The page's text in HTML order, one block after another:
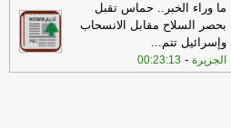
الضاحية الجنوبية خال من السكان كان
استهدف خلال العدوان الإسرائيلي ولا
اصابات-
LBCI
17:01
مصادر مطلعة على مهمة الوفد
ما وراء الخبر.. حماس تقبل
بحصر السلاح مقابل الانسحاب
وإسرائيل تتم...
الجزيرة -
00:23:13